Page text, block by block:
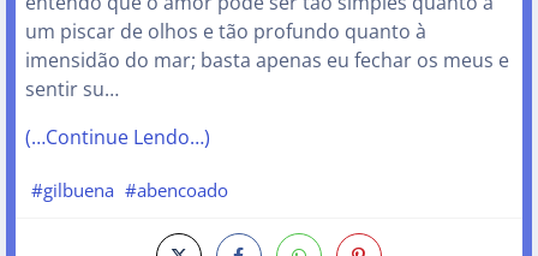
um piscar de olhos e tão profundo quanto à
imensidão do mar; basta apenas eu fechar os meus e
sentir su…
(…Continue Lendo…)
#gilbuena #abencoado